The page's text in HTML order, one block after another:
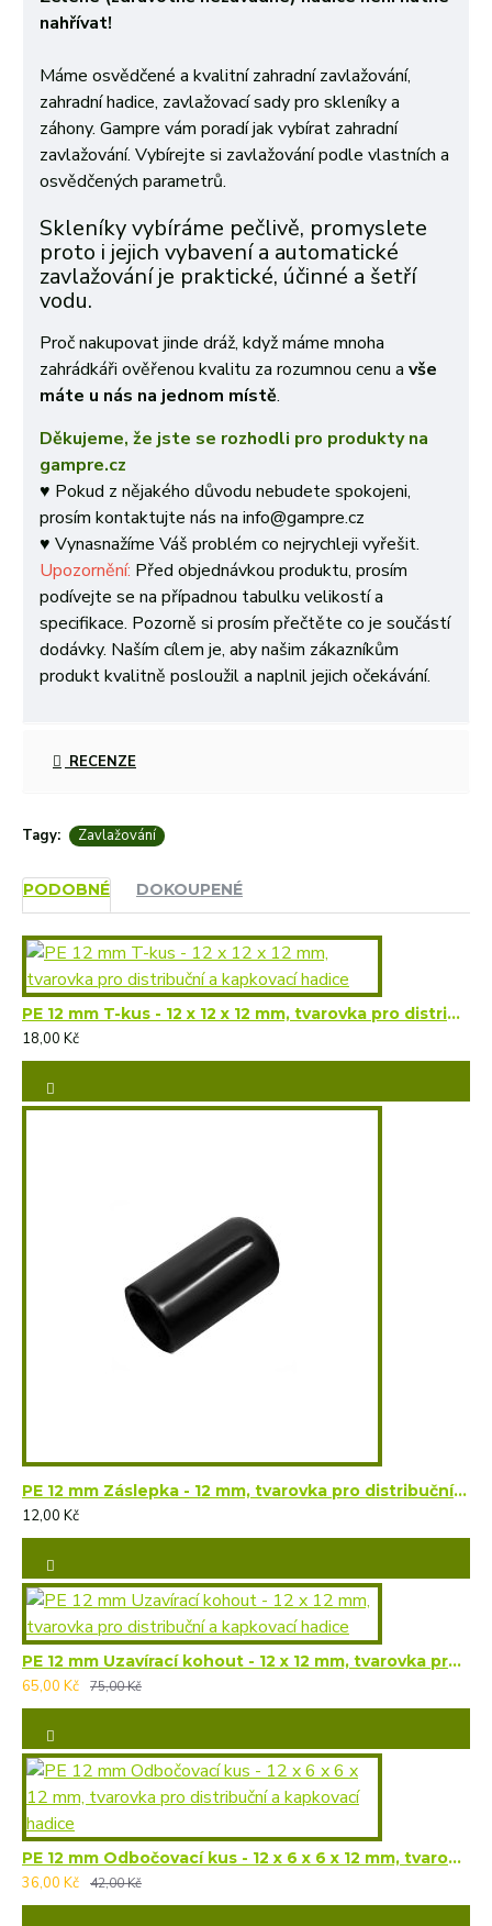
nahřívat!
Máme osvědčené a kvalitní zahradní zavlažování,
zahradní hadice, zavlažovací sady pro skleníky a
záhony. Gampre vám poradí jak vybírat zahradní
zavlažování. Vybírejte si zavlažování podle vlastních a
osvědčených parametrů.
Skleníky vybíráme pečlivě, promyslete
proto i jejich vybavení a automatické
zavlažování je praktické, účinné a šetří
vodu.
Proč nakupovat jinde dráž, když máme mnoha
zahrádkáři ověřenou kvalitu za rozumnou cenu a vše
máte u nás na jednom místě.
Děkujeme, že jste se rozhodli pro produkty na
gampre.cz
♥ Pokud z nějakého důvodu nebudete spokojeni,
prosím kontaktujte nás na info@gampre.cz
♥ Vynasnažíme Váš problém co nejrychleji vyřešit.
Upozornění: Před objednávkou produktu, prosím
podívejte se na případnou tabulku velikostí a
specifikace. Pozorně si prosím přečtěte co je součástí
dodávky. Naším cílem je, aby našim zákazníkům
produkt kvalitně posloužil a naplnil jejich očekávání.
RECENZE
Tagy: Zavlažování
PODOBNÉ DOKOUPENÉ
PE 12 mm T-kus - 12 x 12 x 12 mm, tvarovka pro distribuční a kapkovací hadice
18,00 Kč
PE 12 mm Záslepka - 12 mm, tvarovka pro distribuční a kapkovací hadice
12,00 Kč
PE 12 mm Uzavírací kohout - 12 x 12 mm, tvarovka pro distribuční a kapkovací hadice
65,00 Kč
75,00 Kč
PE 12 mm Odbočovací kus - 12 x 6 x 6 x 12 mm, tvarovka pro distribuční a kapkovací hadice
36,00 Kč
42,00 Kč